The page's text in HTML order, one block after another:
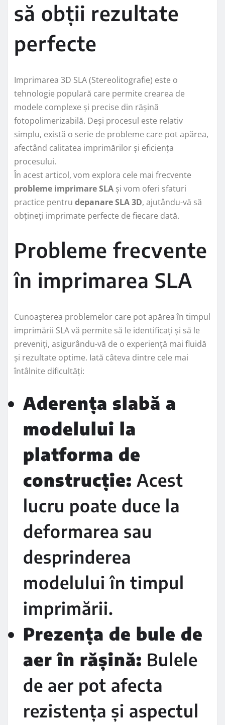
să obții rezultate
perfecte
Imprimarea 3D SLA (Stereolitografie) este o
tehnologie populară care permite crearea de
modele complexe și precise din rășină
fotopolimerizabilă. Deși procesul este relativ
simplu, există o serie de probleme care pot apărea,
afectând calitatea imprimărilor și eficiența
procesului.
În acest articol, vom explora cele mai frecvente
probleme imprimare SLA și vom oferi sfaturi
practice pentru depanare SLA 3D, ajutându-vă să
obțineți imprimate perfecte de fiecare dată.
Probleme frecvente
în imprimarea SLA
Cunoașterea problemelor care pot apărea în timpul
imprimării SLA vă permite să le identificați și să le
preveniți, asigurându-vă de o experiență mai fluidă
și rezultate optime. Iată câteva dintre cele mai
întâlnite dificultăți:
Aderența slabă a
modelului la
platforma de
construcție: Acest
lucru poate duce la
deformarea sau
desprinderea
modelului în timpul
imprimării.
Prezența de bule de
aer în rășină: Bulele
de aer pot afecta
rezistența și aspectul